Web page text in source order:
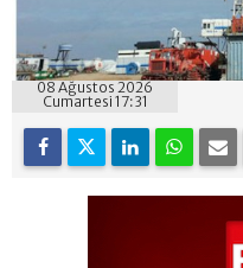
08 Ağustos 2026
Cumartesi 17:31